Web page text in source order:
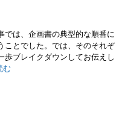
では、企画書の典型的な順番に
ことでした。では、そのそれぞ
歩ブレイクダウンしてお伝えし
む